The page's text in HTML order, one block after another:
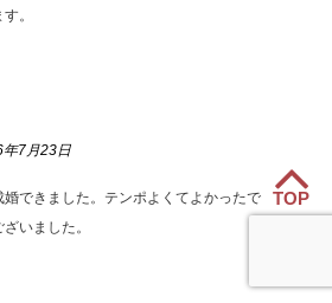
。
年7月23日
できました。テンポよくてよかったで
いました。
TOP